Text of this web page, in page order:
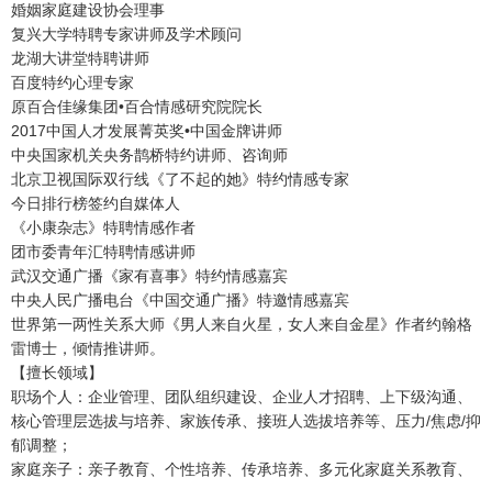
婚姻家庭建设协会理事
复兴大学特聘专家讲师及学术顾问
龙湖大讲堂特聘讲师
百度特约心理专家
原百合佳缘集团•百合情感研究院院长
2017中国人才发展菁英奖•中国金牌讲师
中央国家机关央务鹊桥特约讲师、咨询师
北京卫视国际双行线《了不起的她》特约情感专家
今日排行榜签约自媒体人
《小康杂志》特聘情感作者
团市委青年汇特聘情感讲师
武汉交通广播《家有喜事》特约情感嘉宾
中央人民广播电台《中国交通广播》特邀情感嘉宾
世界第一两性关系大师《男人来自火星，女人来自金星》作者约翰格
雷博士，倾情推讲师。
【擅长领域】
职场个人：企业管理、团队组织建设、企业人才招聘、上下级沟通、
核心管理层选拔与培养、家族传承、接班人选拔培养等、压力/焦虑/抑
郁调整；
家庭亲子：亲子教育、个性培养、传承培养、多元化家庭关系教育、